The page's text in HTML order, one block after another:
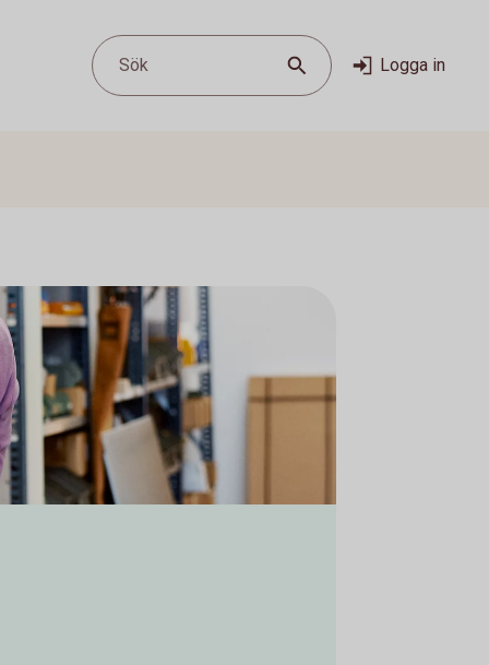
Sök Logga in